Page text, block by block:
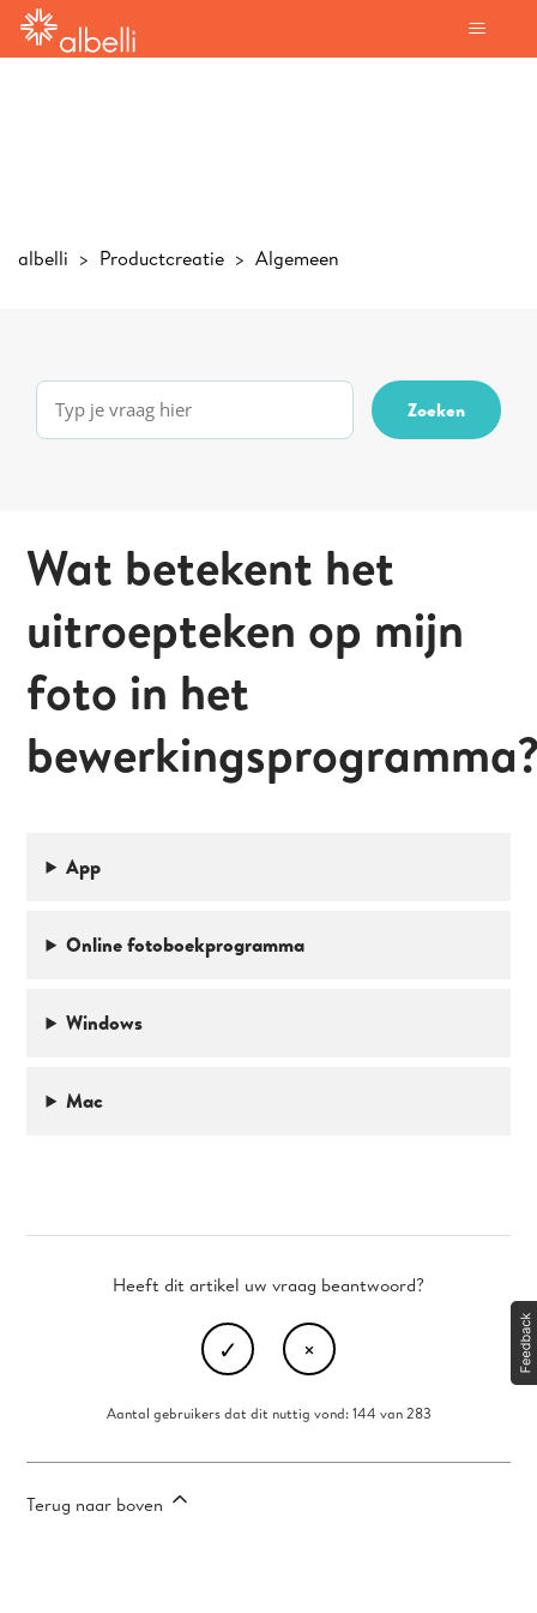
albelli Productcreatie Algemeen
Wat betekent het
uitroepteken op mijn
foto in het
App
Online fotoboekprogramma
Windows
Mac
Heeft dit artikel uw vraag beantwoord?
Aantal gebruikers dat dit nuttig vond: 144 van 283
Terug naar boven